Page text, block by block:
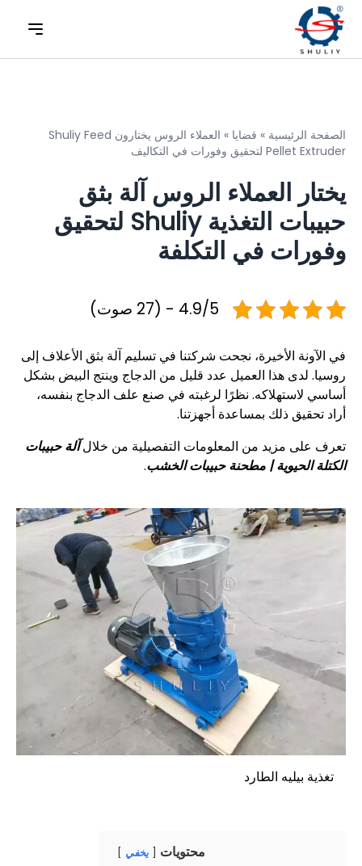
الصفحة الرئيسية » قضايا »
العملاء الروس يختارون Shuliy Feed
Pellet Extruder لتحقيق وفورات في التكاليف
يختار العملاء الروس آلة بثق
حبيبات التغذية Shuliy لتحقيق
وفورات في التكلفة
4.9/5 - (27 صوت)
في الآونة الأخيرة، نجحت شركتنا في تسليم آلة بثق الأعلاف إلى
روسيا. لدى هذا العميل عدد قليل من الدجاج وينتج البيض بشكل
أساسي لاستهلاكه. نظرًا لرغبته في صنع علف الدجاج بنفسه،
أراد تحقيق ذلك بمساعدة أجهزتنا.
تعرف على مزيد من المعلومات التفصيلية من خلالآلة حبيبات
الكتلة الحيوية | مطحنة حبيبات الخشب.
تغذية بيليه الطارد
محتويات يخفي